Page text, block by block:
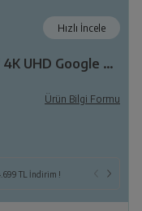
Hızlı İncele
Crystal XL QLED 144Hz VRR 85" 4K UHD Google TV B XL85 C
Ürün Bilgi Formu
TL İndirim !